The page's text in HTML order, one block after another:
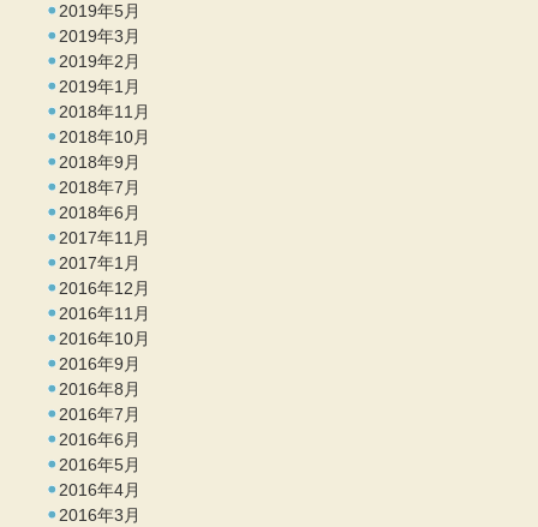
2019年5月
2019年3月
2019年2月
2019年1月
2018年11月
2018年10月
2018年9月
2018年7月
2018年6月
2017年11月
2017年1月
2016年12月
2016年11月
2016年10月
2016年9月
2016年8月
2016年7月
2016年6月
2016年5月
2016年4月
2016年3月